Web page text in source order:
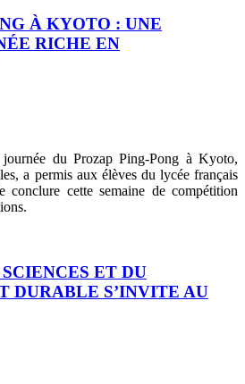
À KYOTO : UNE
RICHE EN
du Prozap Ping-Pong à Kyoto,
a permis aux élèves du lycée français
conclure cette semaine de compétition
ET DU
DURABLE S’INVITE AU